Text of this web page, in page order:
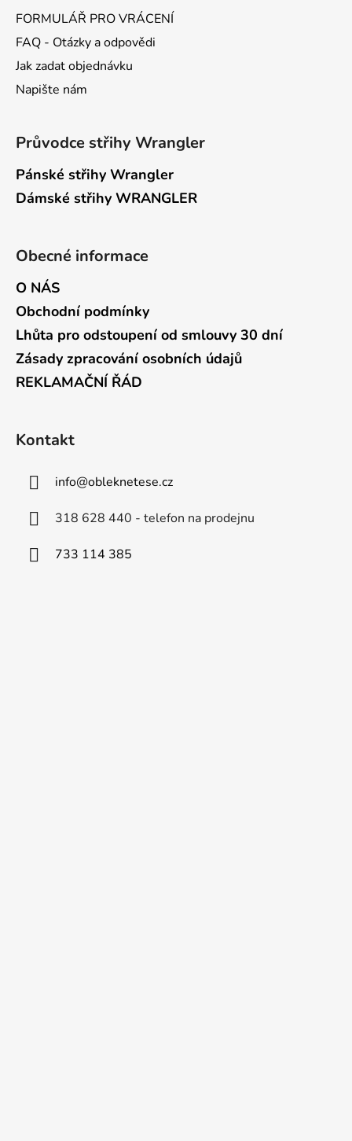
FORMULÁŘ PRO VRÁCENÍ
FAQ - Otázky a odpovědi
Jak zadat objednávku
Napište nám
Průvodce střihy Wrangler
Pánské střihy Wrangler
Dámské střihy WRANGLER
Obecné informace
O NÁS
Obchodní podmínky
Lhůta pro odstoupení od smlouvy 30 dní
Zásady zpracování osobních údajů
REKLAMAČNÍ ŘÁD
Kontakt
info@obleknetese.cz
318 628 440 - telefon na prodejnu
733 114 385